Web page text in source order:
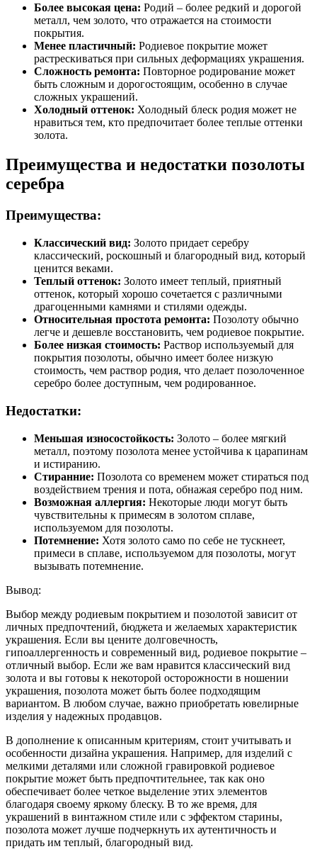
Более высокая цена: Родий – более редкий и дорогой
металл, чем золото, что отражается на стоимости
покрытия.
Менее пластичный: Родиевое покрытие может
растрескиваться при сильных деформациях украшения.
Сложность ремонта: Повторное родирование может
быть сложным и дорогостоящим, особенно в случае
сложных украшений.
Холодный оттенок: Холодный блеск родия может не
нравиться тем, кто предпочитает более теплые оттенки
золота.
Преимущества и недостатки позолоты
серебра
Преимущества:
Классический вид: Золото придает серебру
классический, роскошный и благородный вид, который
ценится веками.
Теплый оттенок: Золото имеет теплый, приятный
оттенок, который хорошо сочетается с различными
драгоценными камнями и стилями одежды.
Относительная простота ремонта: Позолоту обычно
легче и дешевле восстановить, чем родиевое покрытие.
Более низкая стоимость: Раствор используемый для
покрытия позолоты, обычно имеет более низкую
стоимость, чем раствор родия, что делает позолоченное
серебро более доступным, чем родированное.
Недостатки:
Меньшая износостойкость: Золото – более мягкий
металл, поэтому позолота менее устойчива к царапинам
и истиранию.
Стиранние: Позолота со временем может стираться под
воздействием трения и пота, обнажая серебро под ним.
Возможная аллергия: Некоторые люди могут быть
чувствительны к примесям в золотом сплаве,
используемом для позолоты.
Потемнение: Хотя золото само по себе не тускнеет,
примеси в сплаве, используемом для позолоты, могут
вызывать потемнение.
Вывод:
Выбор между родиевым покрытием и позолотой зависит от
личных предпочтений, бюджета и желаемых характеристик
украшения. Если вы цените долговечность,
гипоаллергенность и современный вид, родиевое покрытие –
отличный выбор. Если же вам нравится классический вид
золота и вы готовы к некоторой осторожности в ношении
украшения, позолота может быть более подходящим
вариантом. В любом случае, важно приобретать ювелирные
изделия у надежных продавцов.
В дополнение к описанным критериям, стоит учитывать и
особенности дизайна украшения. Например, для изделий с
мелкими деталями или сложной гравировкой родиевое
покрытие может быть предпочтительнее, так как оно
обеспечивает более четкое выделение этих элементов
благодаря своему яркому блеску. В то же время, для
украшений в винтажном стиле или с эффектом старины,
позолота может лучше подчеркнуть их аутентичность и
придать им теплый, благородный вид.